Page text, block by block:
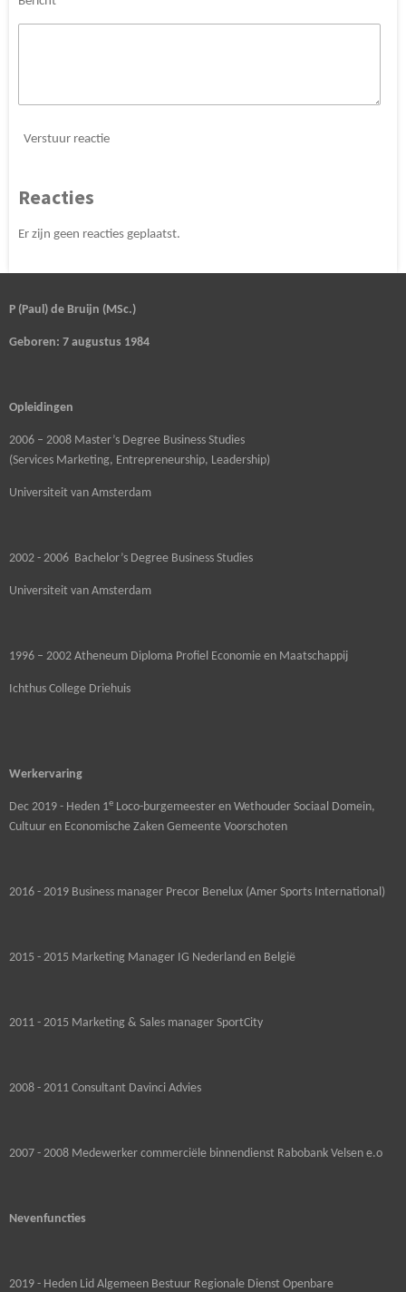
Verstuur reactie
Reacties
Er zijn geen reacties geplaatst.
P (Paul) de Bruijn (MSc.)
Geboren: 7 augustus 1984
Opleidingen
2006 – 2008 Master’s Degree Business Studies
(Services Marketing, Entrepreneurship, Leadership)
Universiteit van Amsterdam
2002 - 2006 Bachelor’s Degree Business Studies
Universiteit van Amsterdam
1996 – 2002 Atheneum Diploma Profiel Economie en Maatschappij
Ichthus College Driehuis
Werkervaring
Dec 2019 - Heden 1e Loco-burgemeester en Wethouder Sociaal Domein,
Cultuur en Economische Zaken Gemeente Voorschoten
2016 - 2019 Business manager Precor Benelux (Amer Sports International)
2015 - 2015 Marketing Manager IG Nederland en België
2011 - 2015 Marketing & Sales manager SportCity
2008 - 2011 Consultant Davinci Advies
2007 - 2008 Medewerker commerciële binnendienst Rabobank Velsen e.o
Nevenfuncties
2019 - Heden Lid Algemeen Bestuur Regionale Dienst Openbare